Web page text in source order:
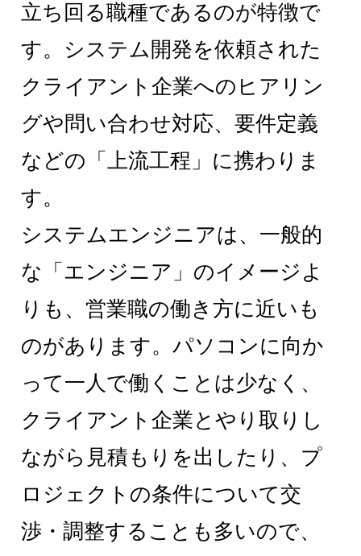
立ち回る職種であるのが特徴で
す。システム開発を依頼された
クライアント企業へのヒアリン
グや問い合わせ対応、要件定義
などの「上流工程」に携わりま
す。
システムエンジニアは、一般的
な「エンジニア」のイメージよ
りも、営業職の働き方に近いも
のがあります。パソコンに向か
って一人で働くことは少なく、
クライアント企業とやり取りし
ながら見積もりを出したり、プ
ロジェクトの条件について交
渉・調整することも多いので、